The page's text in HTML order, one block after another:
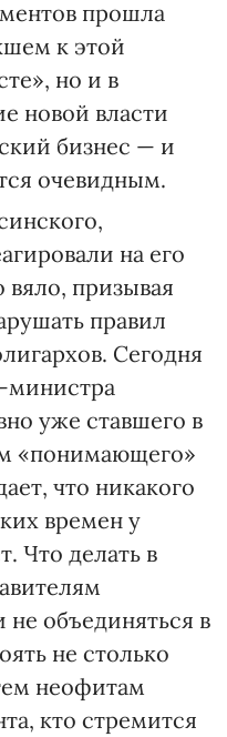
прошла
к этой
но и в
новой власти
бизнес — и
очевидным.
на его
вяло, призывая
правил
Сегодня
министра
уже ставшего в
«понимающего»
что никакого
времен у
Что делать в
не объединяться в
не столько
неофитам
кто стремится